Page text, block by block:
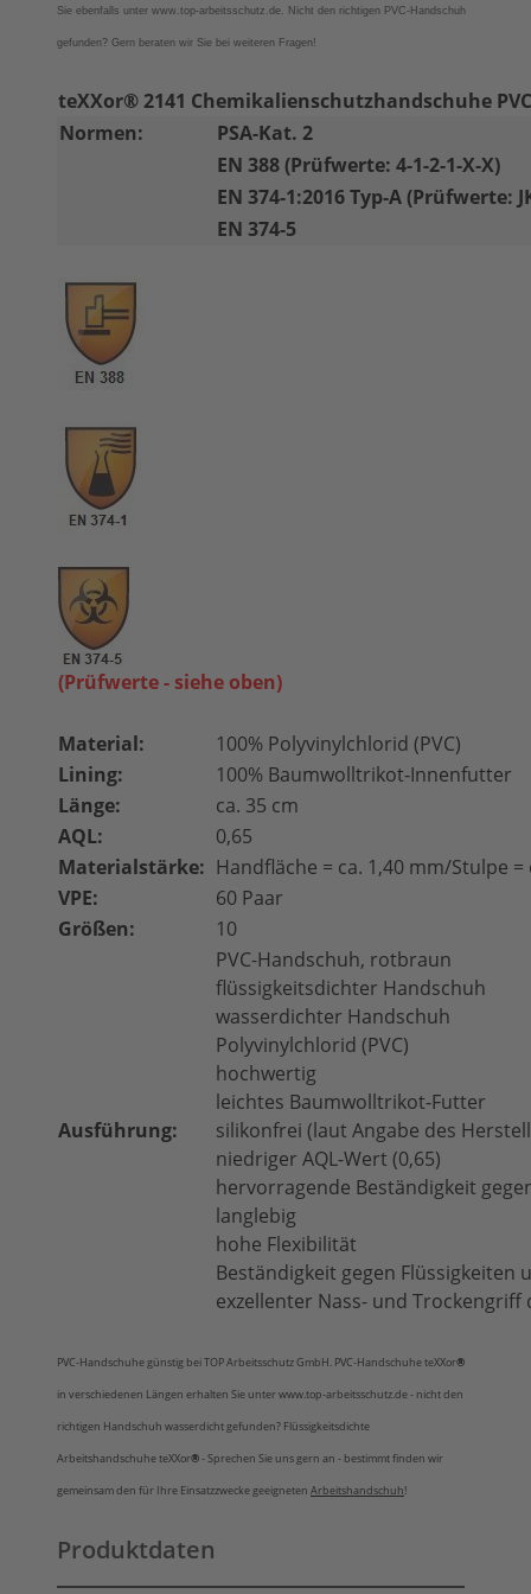
Sie ebenfalls unter www.top-arbeitsschutz.de. Nicht den richtigen PVC-Handschuh
gefunden? Gern beraten wir Sie bei weiteren Fragen!
teXXor® 2141 Chemikalienschutzhandschuhe
Normen:
PSA-Kat. 2
EN 388 (Prüfwerte: 4-1-2-1-X-X)
EN 374-1:2016 Typ-A (Prüfwerte:
EN 374-5
(Prüfwerte - siehe oben)
Material:
100% Polyvinylchlorid (PVC)
Lining:
100% Baumwolltrikot-Innenfutter
Länge:
ca. 35 cm
AQL:
0,65
Materialstärke: Handfläche = ca. 1,40 mm/Stulpe =
VPE:
60 Paar
Größen:
10
Ausführung:
PVC-Handschuh, rotbraun
flüssigkeitsdichter Handschuh
wasserdichter Handschuh
Polyvinylchlorid (PVC)
hochwertig
leichtes Baumwolltrikot-Futter
silikonfrei (laut Angabe des
niedriger AQL-Wert (0,65)
hervorragende Beständigkeit
langlebig
hohe Flexibilität
Beständigkeit gegen Flüssigkeiten
exzellenter Nass- und
PVC-Handschuhe günstig bei TOP Arbeitsschutz GmbH. PVC-Handschuhe teXXor®
in verschiedenen Längen erhalten Sie unter www.top-arbeitsschutz.de - nicht den
richtigen Handschuh wasserdicht gefunden? Flüssigkeitsdichte
Arbeitshandschuhe teXXor®- Sprechen Sie uns gern an - bestimmt finden wir
gemeinsam den für Ihre Einsatzzwecke geeigneten Arbeitshandschuh!
Produktdaten